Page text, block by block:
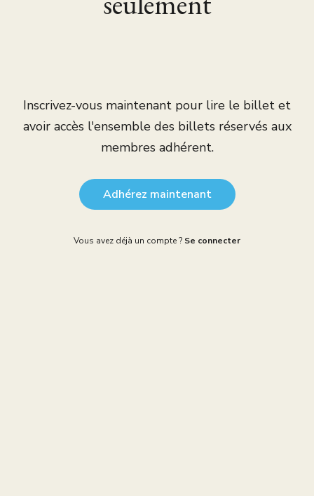
Inscrivez-vous maintenant pour lire le billet et
avoir accès l'ensemble des billets réservés aux
membres adhérent.
Adhérez maintenant
Vous avez déjà un compte ? Se connecter